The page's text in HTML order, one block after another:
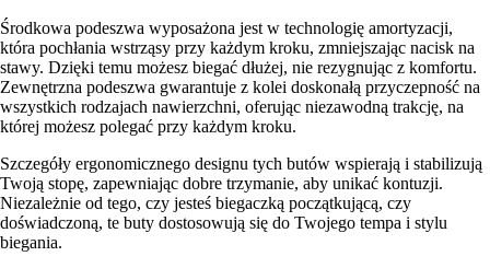
Środkowa podeszwa wyposażona jest w technologię amortyzacji,
która pochłania wstrząsy przy każdym kroku, zmniejszając nacisk na
stawy. Dzięki temu możesz biegać dłużej, nie rezygnując z komfortu.
Zewnętrzna podeszwa gwarantuje z kolei doskonałą przyczepność na
wszystkich rodzajach nawierzchni, oferując niezawodną trakcję, na
której możesz polegać przy każdym kroku.
Szczegóły ergonomicznego designu tych butów wspierają i stabilizują
Twoją stopę, zapewniając dobre trzymanie, aby unikać kontuzji.
Niezależnie od tego, czy jesteś biegaczką początkującą, czy
doświadczoną, te buty dostosowują się do Twojego tempa i stylu
biegania.